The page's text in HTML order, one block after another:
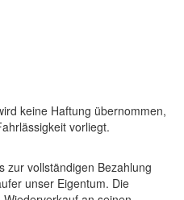
keine Haftung übernommen,
vorliegt.
zur vollständigen Bezahlung
unser Eigentum. Die